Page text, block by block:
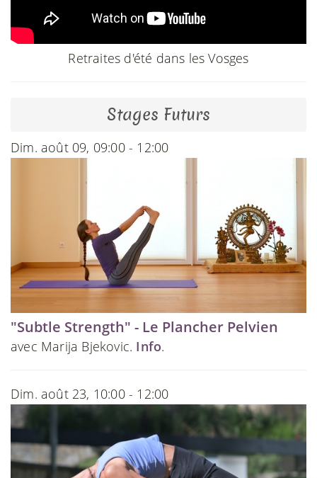
Retraites d'été dans les Vosges
Stages Futurs
Dim. août 09, 09:00 - 12:00
"Subtle Strength" - Le Plancher Pelvien
avec Marija Bjekovic. Info.
Dim. août 23, 10:00 - 12:00